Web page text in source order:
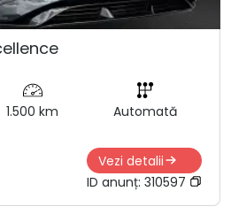
1.500 km Automată
Vezi detalii
ID anunț: 310597